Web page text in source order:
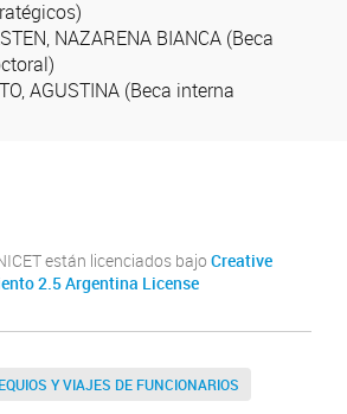
NAZARENA BIANCA (Beca
AGUSTINA (Beca interna
están licenciados bajo Creative
2.5 Argentina License
Y VIAJES DE FUNCIONARIOS